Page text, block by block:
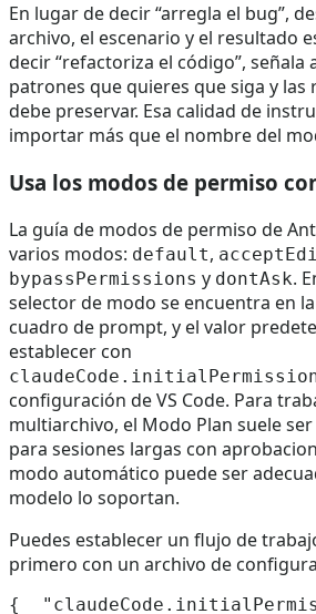
En lugar de decir “arregla el bug”,
archivo, el escenario y el resultado
decir “refactoriza el código”, señala
patrones que quieres que siga y las
debe preservar. Esa calidad de
importar más que el nombre del
Usa los modos de permiso
La guía de modos de permiso de
varios modos: default,
bypassPermissions y dontAsk.
selector de modo se encuentra en
cuadro de prompt, y el valor
establecer con
configuración de VS Code. Para
multiarchivo, el Modo Plan suele
para sesiones largas con
modo automático puede ser
modelo lo soportan.
Puedes establecer un flujo de
primero con un archivo de